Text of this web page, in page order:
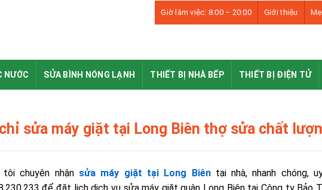
Giờ làm việc: 8:00 – 20:00 Giới thiệu
NƯỚC SỬA BÌNH NÓNG LẠNH THIẾT BỊ NHÀ BẾP THIẾT BỊ ĐIỆN TỬ
sửa máy giặt tại Long Biên thợ sửa chất
tôi chuyên nhận sửa máy giặt tại Long Biêntại nhà, nhanh chóng,